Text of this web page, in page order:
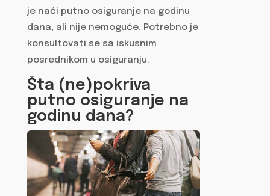
je naći putno osiguranje na godinu
dana, ali nije nemoguće. Potrebno je
konsultovati se sa iskusnim
posrednikom u osiguranju.
Šta (ne)pokriva
putno osiguranje na
godinu dana?